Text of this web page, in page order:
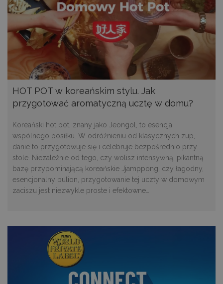
HOT POT w koreańskim stylu. Jak
przygotować aromatyczną ucztę w domu?
Koreański hot pot, znany jako Jeongol, to esencja
wspólnego posiłku. W odróżnieniu od klasycznych zup,
danie to przygotowuje się i celebruje bezpośrednio przy
stole. Niezależnie od tego, czy wolisz intensywną, pikantną
bazę przypominającą koreańskie Jjamppong, czy łagodny,
esencjonalny bulion, przygotowanie tej uczty w domowym
zaciszu jest niezwykle proste i efektowne…